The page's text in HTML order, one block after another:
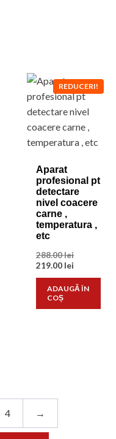
REDUCERI!
Aparat
profesional pt
detectare
nivel coacere
carne ,
temperatura ,
etc
288.00leiPrețul
fost:
219.00 lei
este:
ADAUGĂ ÎN
COȘ
4 →